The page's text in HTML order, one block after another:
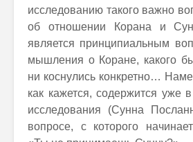
исследованию такого важно
об отношении Корана и
является принципиальным
мышления о Коране, какого
ни коснулись конкретно…
как кажется, содержится уже
исследования (Сунна
вопросе, с которого